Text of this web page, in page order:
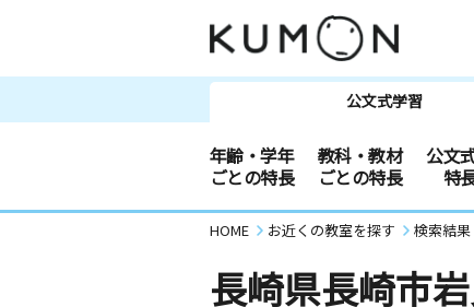
公文式学習
年齢・学年
ごとの特長
教科・教材
ごとの特長
公文
特
HOME お近くの教室を探す 検索結果
長崎県長崎市